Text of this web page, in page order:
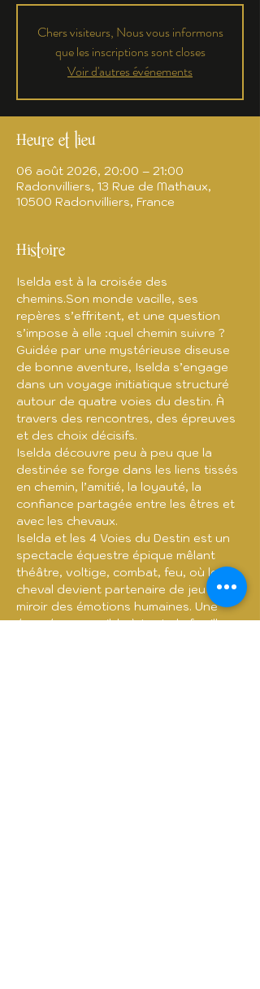
Chers visiteurs, Nous vous informons
que les inscriptions sont closes
Voir d'autres événements
Heure et lieu
06 août 2026, 20:00 – 21:00
Radonvilliers, 13 Rue de Mathaux,
10500 Radonvilliers, France
Histoire
Iselda est à la croisée des
chemins.Son monde vacille, ses
repères s’effritent, et une question
s’impose à elle :quel chemin suivre ?
Guidée par une mystérieuse diseuse
de bonne aventure, Iselda s’engage
dans un voyage initiatique structuré
autour de quatre voies du destin. À
travers des rencontres, des épreuves
et des choix décisifs.
Iselda découvre peu à peu que la
destinée se forge dans les liens tissés
en chemin, l’amitié, la loyauté, la
confiance partagée entre les êtres et
avec les chevaux.
Iselda et les 4 Voies du Destin est un
spectacle équestre épique mêlant
théâtre, voltige, combat, feu, où le
cheval devient partenaire de jeu et
miroir des émotions humaines. Une
épopée accessible à toute la famille.